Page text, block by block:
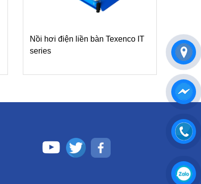
Nồi hơi điện liền bàn Texenco IT
series